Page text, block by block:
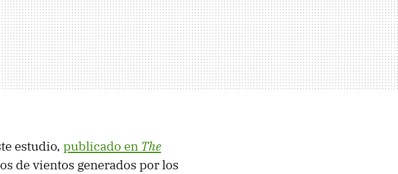
estudio, publicado en The
de vientos generados por los